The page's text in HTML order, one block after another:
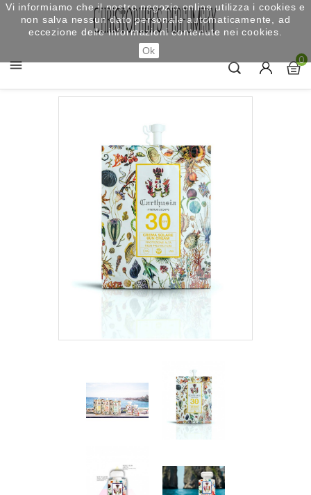
 0
Vi informiamo che il nostro negozio online utilizza i cookies e
non salva nessun dato personale automaticamente, ad
eccezione delle informazioni contenute nei cookies.
Ok